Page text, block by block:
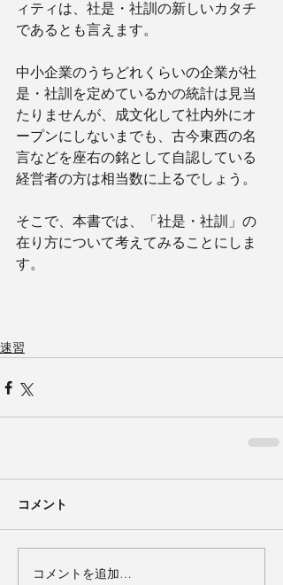
ィティは、社是・社訓の新しいカタチ
であるとも言えます。
中小企業のうちどれくらいの企業が社
是・社訓を定めているかの統計は見当
たりませんが、成文化して社内外にオ
ープンにしないまでも、古今東西の名
言などを座右の銘として自認している
経営者の方は相当数に上るでしょう。
そこで、本書では、「社是・社訓」の
在り方について考えてみることにしま
す。
速習
コメント
コメントを追加…